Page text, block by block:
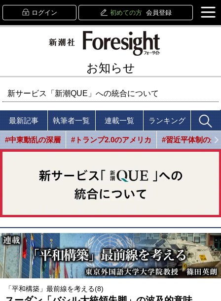
ログイン 初めての方 会員登録
お知らせ
新サービス「新潮QUE」への統合について
最新記事 執筆者一覧 連載一覧 ランキング
#中東動乱の深層 #トランプ2.0のアメリカ #習近平体制の光
「平和構築」最前線を考える(8)